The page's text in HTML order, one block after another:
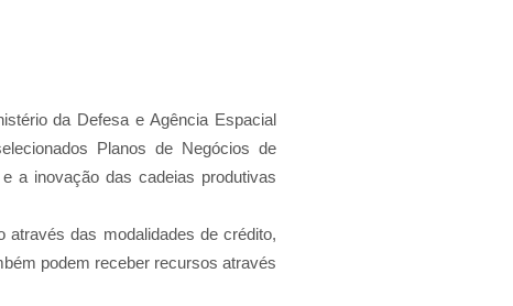
da Defesa e Agência Espacial
Planos de Negócios de
a inovação das cadeias produtivas
através das modalidades de crédito,
podem receber recursos através